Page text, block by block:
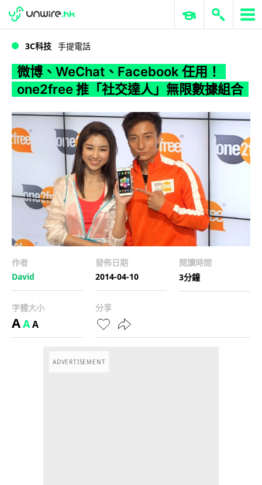
WWDC 2026 ERP 與商業 AI
3C科技 手提電話
微博、WeChat、Facebook 任用！
one2free 推「社交達人」無限數據組合
作者
David
發佈日期
2014-04-10
閱讀時間
3分鐘
字體大小
AAA
分享
ADVERTISEMENT